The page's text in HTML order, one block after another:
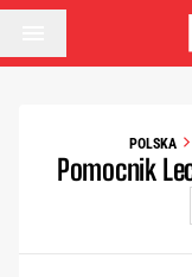
Przejdź do treści
POLSKA
Pomocnik